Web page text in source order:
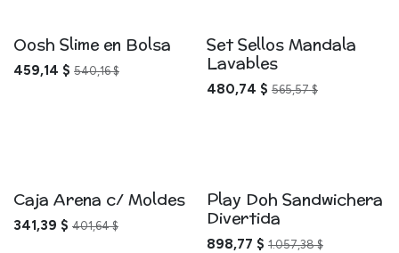
Oosh Slime en Bolsa
459,14 $ 540,16$
Set Sellos Mandala
Lavables
480,74 $ 565,57$
Caja Arena c/ Moldes
341,39 $ 401,64$
Play Doh Sandwichera
Divertida
898,77 $ 1.057,38$